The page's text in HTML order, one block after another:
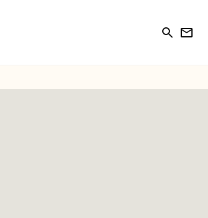
search newsletter